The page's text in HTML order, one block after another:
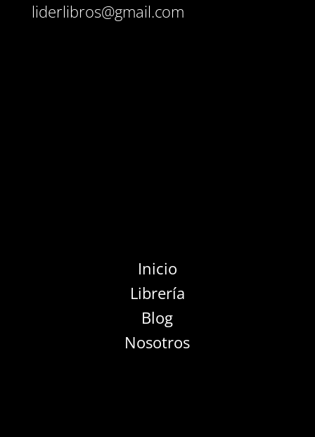
liderlibros@gmail.com
Inicio
Librería
Blog
Nosotros